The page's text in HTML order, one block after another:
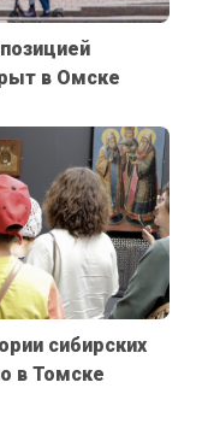
в Омске
сибирских
в Томске